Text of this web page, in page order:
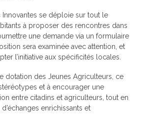
Innovantes se déploie sur tout le
à proposer des rencontres dans
une demande via un formulaire
sera examinée avec attention, et
l’initiative aux spécificités locales.
dotation des Jeunes Agriculteurs, ce
et à encourager une
entre citadins et agriculteurs, tout en
enrichissants et